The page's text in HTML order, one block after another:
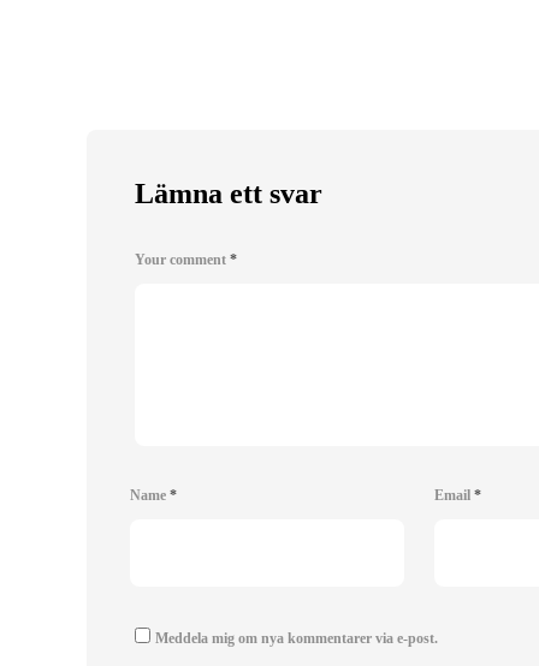
Lämna ett svar
Your comment *
Name * Email *
Meddela mig om nya kommentarer via e-post.